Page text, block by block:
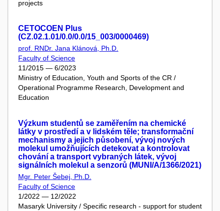
projects
CETOCOEN Plus
(CZ.02.1.01/0.0/0.0/15_003/0000469)
prof. RNDr. Jana Klánová, Ph.D.
Faculty of Science
11/2015 — 6/2023
Ministry of Education, Youth and Sports of the CR /
Operational Programme Research, Development and
Education
Výzkum studentů se zaměřením na chemické
látky v prostředí a v lidském těle; transformační
mechanismy a jejich působení, vývoj nových
molekul umožňujících detekovat a kontrolovat
chování a transport vybraných látek, vývoj
signálních molekul a senzorů (MUNI/A/1366/2021)
Mgr. Peter Šebej, Ph.D.
Faculty of Science
1/2022 — 12/2022
Masaryk University / Specific research - support for student